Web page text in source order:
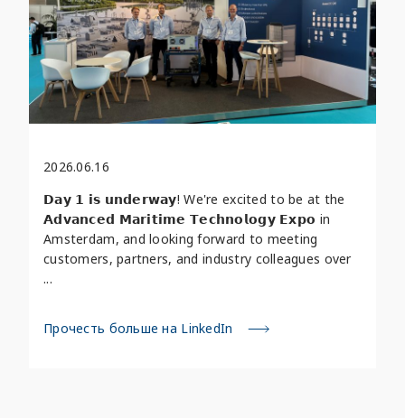
2026.06.16
𝗗𝗮𝘆 𝟭 𝗶𝘀 𝘂𝗻𝗱𝗲𝗿𝘄𝗮𝘆! We're excited to be at the
𝗔𝗱𝘃𝗮𝗻𝗰𝗲𝗱 𝗠𝗮𝗿𝗶𝘁𝗶𝗺𝗲 𝗧𝗲𝗰𝗵𝗻𝗼𝗹𝗼𝗴𝘆 𝗘𝘅𝗽𝗼 in
Amsterdam, and looking forward to meeting
customers, partners, and industry colleagues over
...
Прочесть больше на LinkedIn